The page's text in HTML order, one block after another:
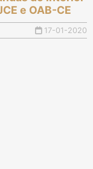
e OAB-CE
17-01-2020